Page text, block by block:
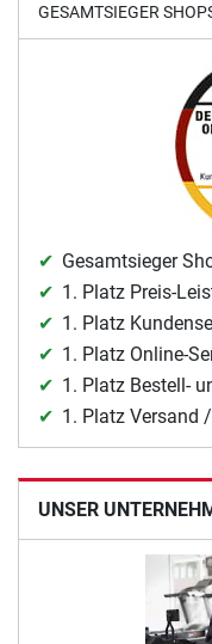
GESAMTSIEGER
Gesamtsieger
1. Platz Preis-
1. Platz
1. Platz Online-
1. Platz Bestell-
1. Platz Versand
UNSER